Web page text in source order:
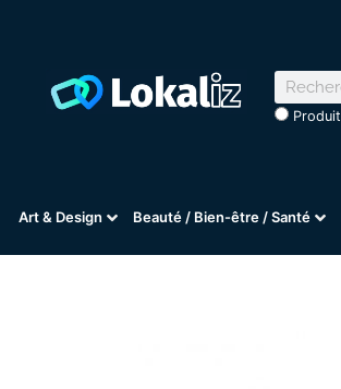
Produit
Art & Design Beauté / Bien-être / Santé